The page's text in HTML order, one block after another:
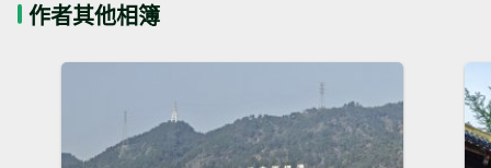
作者其他相簿